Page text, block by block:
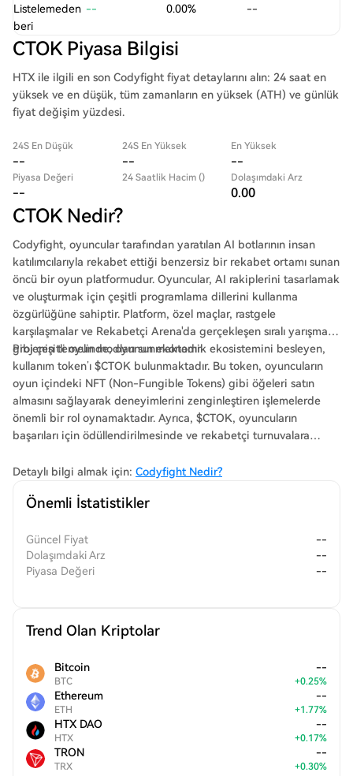
Listelemeden
beri
-- 0.00% --
CTOK Piyasa Bilgisi
HTX ile ilgili en son Codyfight fiyat detaylarını alın: 24 saat en
yüksek ve en düşük, tüm zamanların en yüksek (ATH) ve günlük
fiyat değişim yüzdesi.
24S En Düşük
--
24S En Yüksek
--
En Yüksek
--
Piyasa Değeri
--
24 Saatlik Hacim () Dolaşımdaki Arz
0.00
CTOK Nedir?
Codyfight, oyuncular tarafından yaratılan AI botlarının insan
katılımcılarıyla rekabet ettiği benzersiz bir rekabet ortamı sunan
öncü bir oyun platformudur. Oyuncular, AI rakiplerini tasarlamak
ve oluşturmak için çeşitli programlama dillerini kullanma
özgürlüğüne sahiptir. Platform, özel maçlar, rastgele
karşılaşmalar ve Rekabetçi Arena'da gerçekleşen sıralı yarışmalar
gibi çeşitli oyun modları sunmaktadır.
Projenin temelinde, oyunun ekonomik ekosistemini besleyen,
kullanım token’ı $CTOK bulunmaktadır. Bu token, oyuncuların
oyun içindeki NFT (Non-Fungible Tokens) gibi öğeleri satın
almasını sağlayarak deneyimlerini zenginleştiren işlemelerde
önemli bir rol oynamaktadır. Ayrıca, $CTOK, oyuncuların
başarıları için ödüllendirilmesinde ve rekabetçi turnuvalara
Detaylı bilgi almak için: Codyfight Nedir?
Önemli İstatistikler
Güncel Fiyat
--
Dolaşımdaki Arz
--
Piyasa Değeri
--
Trend Olan Kriptolar
Bitcoin
BTC
--
+0.25%
Ethereum
ETH
--
+1.77%
HTX DAO
HTX
--
+0.17%
TRON
TRX
--
+0.30%